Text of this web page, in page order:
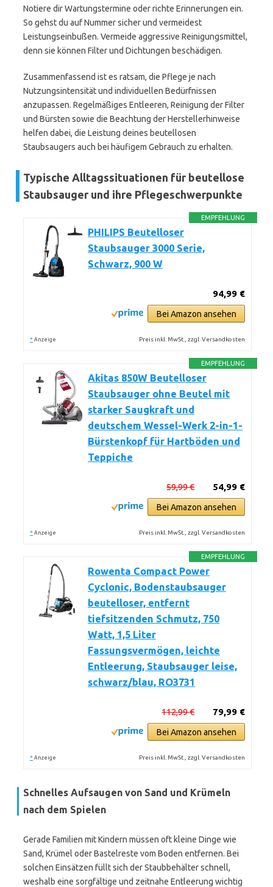
Notiere dir Wartungstermine oder richte Erinnerungen ein.
So gehst du auf Nummer sicher und vermeidest
Leistungseinbußen. Vermeide aggressive Reinigungsmittel,
denn sie können Filter und Dichtungen beschädigen.
Zusammenfassend ist es ratsam, die Pflege je nach
Nutzungsintensität und individuellen Bedürfnissen
anzupassen. Regelmäßiges Entleeren, Reinigung der Filter
und Bürsten sowie die Beachtung der Herstellerhinweise
helfen dabei, die Leistung deines beutellosen
Staubsaugers auch bei häufigem Gebrauch zu erhalten.
Typische Alltagssituationen für beutellose
Staubsauger und ihre Pflegeschwerpunkte
EMPFEHLUNG
PHILIPS Beutelloser
Staubsauger 3000 Serie,
Schwarz, 900 W
94,99 €
Bei Amazon ansehen
* Anzeige Preis inkl. MwSt., zzgl. Versandkosten
EMPFEHLUNG
Akitas 850W Beutelloser
Staubsauger ohne Beutel mit
starker Saugkraft und
deutschem Wessel-Werk 2-in-1-
Bürstenkopf für Hartböden und
Teppiche
54,99 €
59,99 €
Bei Amazon ansehen
* Anzeige Preis inkl. MwSt., zzgl. Versandkosten
EMPFEHLUNG
Rowenta Compact Power
Cyclonic, Bodenstaubsauger
beutelloser, entfernt
tiefsitzenden Schmutz, 750
Watt, 1,5 Liter
Fassungsvermögen, leichte
Entleerung, Staubsauger leise,
schwarz/blau, RO3731
79,99 €
112,99 €
Bei Amazon ansehen
* Anzeige Preis inkl. MwSt., zzgl. Versandkosten
Schnelles Aufsaugen von Sand und Krümeln
nach dem Spielen
Gerade Familien mit Kindern müssen oft kleine Dinge wie
Sand, Krümel oder Bastelreste vom Boden entfernen. Bei
solchen Einsätzen füllt sich der Staubbehälter schnell,
weshalb eine sorgfältige und zeitnahe Entleerung wichtig